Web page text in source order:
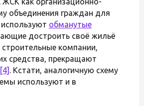
объединения граждан для
обманутые
достроить своё жильё
строительные компании,
средства, прекращают
[4] . Кстати, аналогичную схему
используют и в